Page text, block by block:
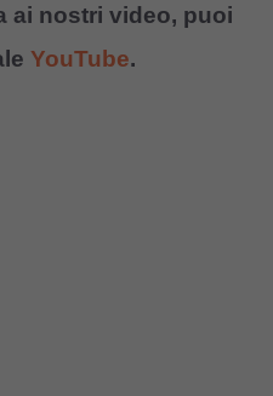
ai nostri video, puoi
YouTube.